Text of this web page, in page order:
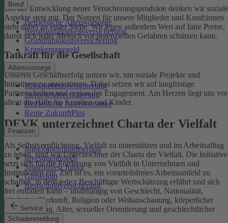
Beruf
Betriebliche Altersvorsorge
Berufsunfähigkeitsversicherung
Grundfähigkeitsversicherung
Krankentagegeld
Altersvorsorge
Risikolebensversicherung
Sterbegeldversicherung
Betriebliche Altersvorsorge
Rente ZukunftPlus
Finanzen
Immobilienfinanzierung
Investmentfonds
SmartInvest Junior
Girokonto
Restschuldversicherung
Service
Schadenmeldung
Bei der Entwicklung neuer Versicherungsprodukte denken wir soziale
Aspekte stets mit. Der Nutzen für unsere Mitglieder und Kund:innen
steht dabei an erster Stelle.Wir legen außerdem Wert auf faire Preise,
damit sich jeder Mensch vor potenziellen Gefahren schützen kann.
Tatkraft für die Gesellschaft
Unseren Geschäftserfolg nutzen wir, um soziale Projekte und
Initiativen zu unterstützen. Dabei setzen wir auf langfristige
Partnerschaften und regionales Engagement. Am Herzen liegt uns vor
allem die Hilfe für Familien und Kinder.
DEVK unterzeichnet Charta der Vielfalt
Als Selbstverpflichtung, Vielfalt zu unterstützen und im Arbeitsalltag
zu leben, sind wir Unterzeichner der Charta der Vielfalt. Die Initiative
setzt sich für die Förderung von Vielfalt in Unternehmen und
Institutionen ein.Ziel ist es, ein vorurteilsfreies Arbeitsumfeld zu
schaffen, in dem jede:r Beschäftigte Wertschätzung erfährt und sich
frei entfalten kann – unabhängig von Geschlecht, Nationalität,
ethnischer Herkunft, Religion oder Weltanschauung, körperlicher
Einschränkung, Alter, sexueller Orientierung und geschlechtlicher
Identität.